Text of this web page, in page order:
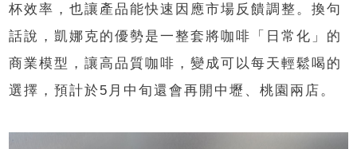
杯效率，也讓產品能快速因應市場反饋調整。換句
話說，凱娜克的優勢是一整套將咖啡「日常化」的
商業模型，讓高品質咖啡，變成可以每天輕鬆喝的
選擇，預計於5月中旬還會再開中壢、桃園兩店。